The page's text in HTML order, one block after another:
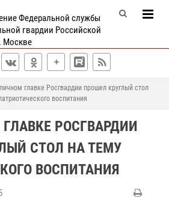
Федеральной службы
гвардии Российской
Москве
главке Росгвардии прошел круглый стол
воспитания
РОСГВАРДИИ
СТОЛ НА ТЕМУ
ВОСПИТАНИЯ